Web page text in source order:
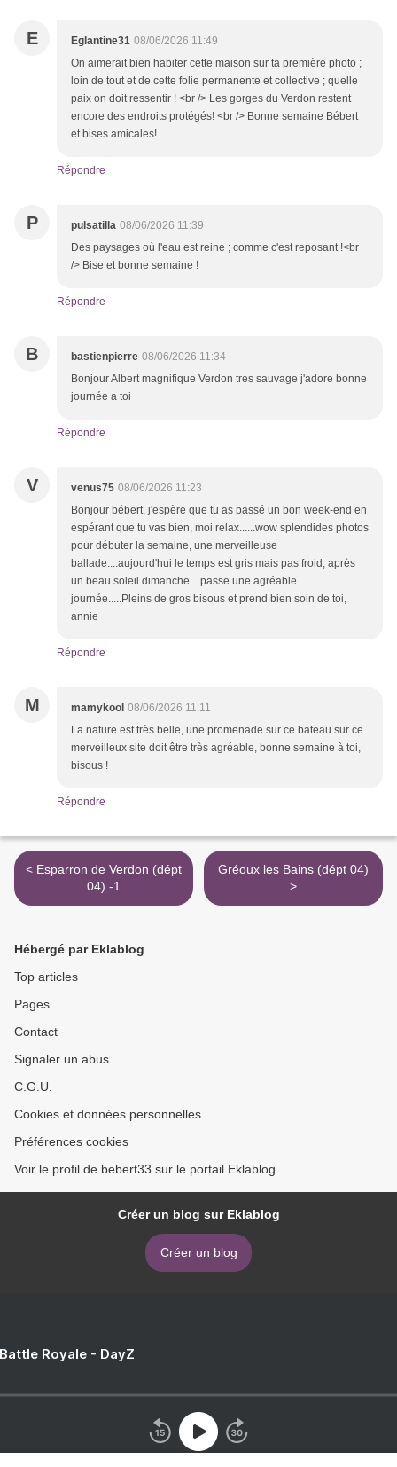
E Eglantine31 08/06/2026 11:49
On aimerait bien habiter cette maison sur ta première photo ;
loin de tout et de cette folie permanente et collective ; quelle
paix on doit ressentir ! <br /> Les gorges du Verdon restent
encore des endroits protégés! <br /> Bonne semaine Bébert
et bises amicales!
Répondre
P pulsatilla 08/06/2026 11:39
Des paysages où l'eau est reine ; comme c'est reposant !<br
/> Bise et bonne semaine !
Répondre
B bastienpierre 08/06/2026 11:34
Bonjour Albert magnifique Verdon tres sauvage j'adore bonne
journée a toi
Répondre
V venus75 08/06/2026 11:23
Bonjour bébert, j'espère que tu as passé un bon week-end en
espérant que tu vas bien, moi relax......wow splendides photos
pour débuter la semaine, une merveilleuse
ballade....aujourd'hui le temps est gris mais pas froid, après
un beau soleil dimanche....passe une agréable
journée.....Pleins de gros bisous et prend bien soin de toi,
annie
Répondre
M mamykool 08/06/2026 11:11
La nature est très belle, une promenade sur ce bateau sur ce
merveilleux site doit être très agréable, bonne semaine à toi,
bisous !
Répondre
< Esparron de Verdon (dépt
04) -1
Gréoux les Bains (dépt 04)
>
Hébergé par Eklablog
Top articles
Pages
Contact
Signaler un abus
C.G.U.
Cookies et données personnelles
Préférences cookies
Voir le profil de bebert33 sur le portail Eklablog
Créer un blog sur Eklablog
Créer un blog
Royale - DayZ